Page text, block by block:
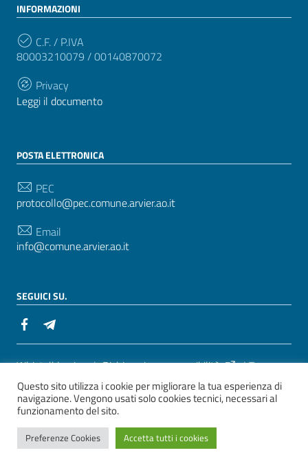
INFORMAZIONI
C.F. / P.IVA
80003210079 / 00140870072
Privacy
Leggi il documento
POSTA ELETTRONICA
PEC
protocollo@pec.comune.arvier.ao.it
Email
info@comune.arvier.ao.it
SEGUICI SU.
Sezione Link Utili
Whistelblowing | Dichiarazione accessibilità
| Tema
grafico ItaliaWP2 | Basato sul Prototipo per siti PA di
AgID
ver. 2
Questo sito utilizza i cookie per migliorare la tua esperienza di
navigazione. Vengono usati solo cookies tecnici, necessari al
funzionamento del sito.
Preferenze Cookies Accetta tutti i cookies